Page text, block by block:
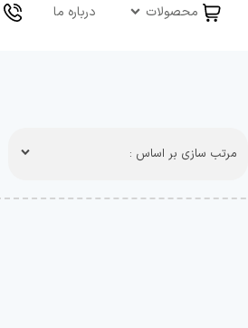
محصولات درباره ما
مرتب سازی بر اساس :